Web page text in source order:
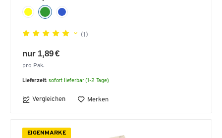
(1)
nur 1,89 €
pro Pak.
Lieferzeit: sofort lieferbar (1-2 Tage)
Vergleichen Merken
EIGENMARKE